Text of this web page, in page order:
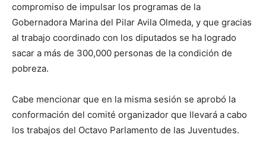
compromiso de impulsar los programas de la
Gobernadora Marina del Pilar Avila Olmeda, y que gracias
al trabajo coordinado con los diputados se ha logrado
sacar a más de 300,000 personas de la condición de
pobreza.
Cabe mencionar que en la misma sesión se aprobó la
conformación del comité organizador que llevará a cabo
los trabajos del Octavo Parlamento de las Juventudes.